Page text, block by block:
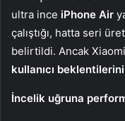
ultra ince iPhone Air
çalıştığı, hatta seri
belirtildi. Ancak
kullanıcı beklentilerini
İncelik uğruna